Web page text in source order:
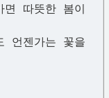
면 따뜻한 봄이
언젠가는 꽃을